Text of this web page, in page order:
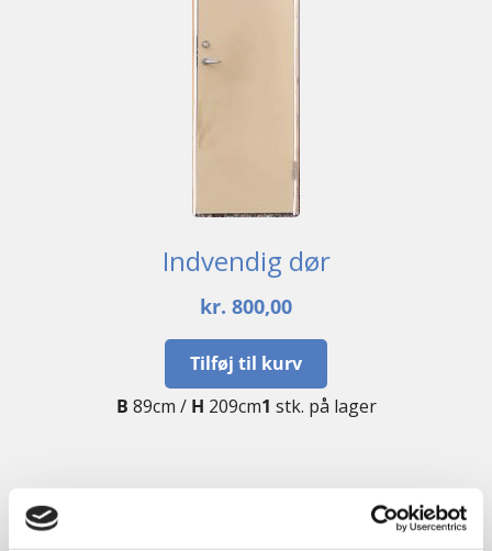
Indvendig dør
kr. 800,00
Tilføj til kurv
B 89cm / H 209cm1 stk. på lager
UBRUGT